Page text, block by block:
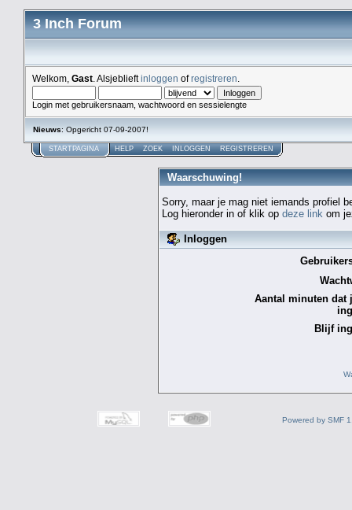
3 Inch Forum
Welkom, Gast . Alsjeblieftinloggen ofregistreren
Login met gebruikersnaam, wachtwoord en sessielengte
Nieuws: Opgericht 07-09-2007!
STARTPAGINA HELP ZOEK INLOGGEN REGISTREREN
Waarschuwing!
Sorry, maar je mag niet iemands profiel
Log hieronder in of klik op deze link om
Inloggen
Aantal minuten dat
Blijf
Powered by SMF